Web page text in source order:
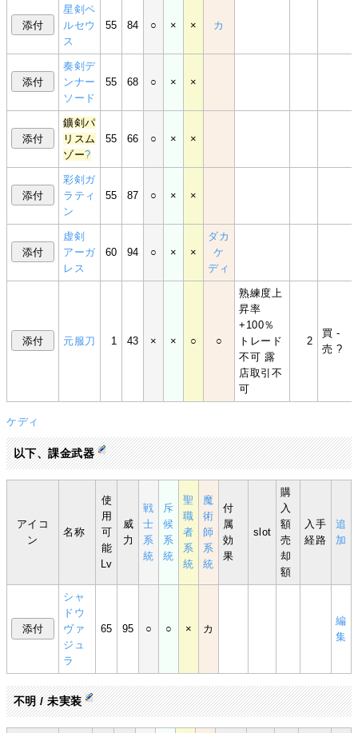
星剣ペ
ルセウ
ス
55 84 ○ × × カ
奏剣デ
ンナー
ソード
55 68 ○ × ×
鑛剣パ
リスム
ゾー?
55 66 ○ × ×
彩剣ガ
ラティ
ン
55 87 ○ × ×
虚剣
アーガ
レス
60 94 ○ × ×
ダカ
ケ
ディ
元服刀 1 43 × × ○ ○
熟練度上
昇率
+100％
トレード
不可 露
店取引不
可
2
買 -
売 ?
ケディ
以下、課金武器
アイコ
ン
名称
使
用
可
能
Lv
威
力
戦
士
系
統
斥
候
系
統
聖
職
者
系
統
魔
術
師
系
統
付
属
効
果
slot
購
入
額
売
却
額
入手
経路
追
加
シャ
ドウ
ヴァ
ジュ
ラ
65 95 ○ ○ × カ
編
集
不明 / 未実装